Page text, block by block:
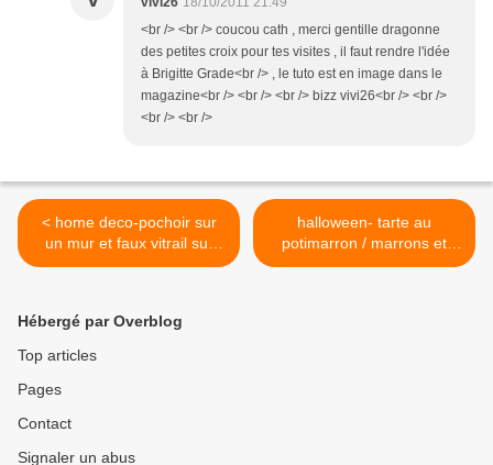
<br /> <br /> coucou cath , merci gentille dragonne
des petites croix pour tes visites , il faut rendre l'idée
à Brigitte Grade<br /> , le tuto est en image dans le
magazine<br /> <br /> <br /> bizz vivi26<br /> <br />
<br /> <br />
< home deco-pochoir sur
un mur et faux vitrail sur
une fenêtre
halloween- tarte au
potimarron / marrons et
maïs >
Hébergé par Overblog
Top articles
Pages
Contact
Signaler un abus